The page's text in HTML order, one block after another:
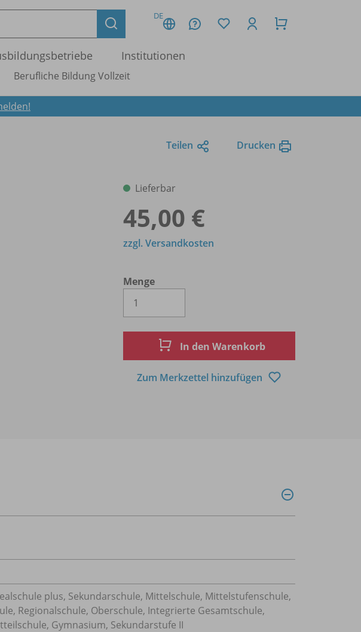
DE
Institutionen
Berufliche Bildung Vollzeit
Teilen Drucken
Lieferbar
45,00 €
Menge
zzgl. Versandkosten
In den Warenkorb
Zum Merkzettel hinzufügen
plus, Sekundarschule, Mittelschule, Mittelstufenschule,
Regionalschule, Oberschule, Integrierte Gesamtschule,
Gymnasium, Sekundarstufe II